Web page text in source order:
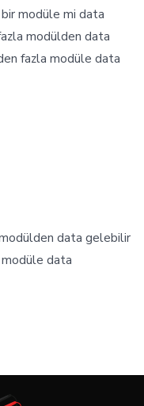
modüle mi data
modülden data
fazla modüle data
modülden data gelebilir
modüle data